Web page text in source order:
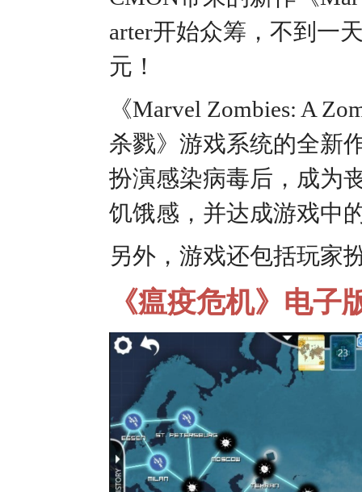
arter开始众筹，不到一
元！
《Marvel Zombies: A
杀戮》游戏系统的全新
扮演感染病毒后，成为
饥饿感，并达成游戏中
另外，游戏还包括玩家
《瘟疫危机》电子